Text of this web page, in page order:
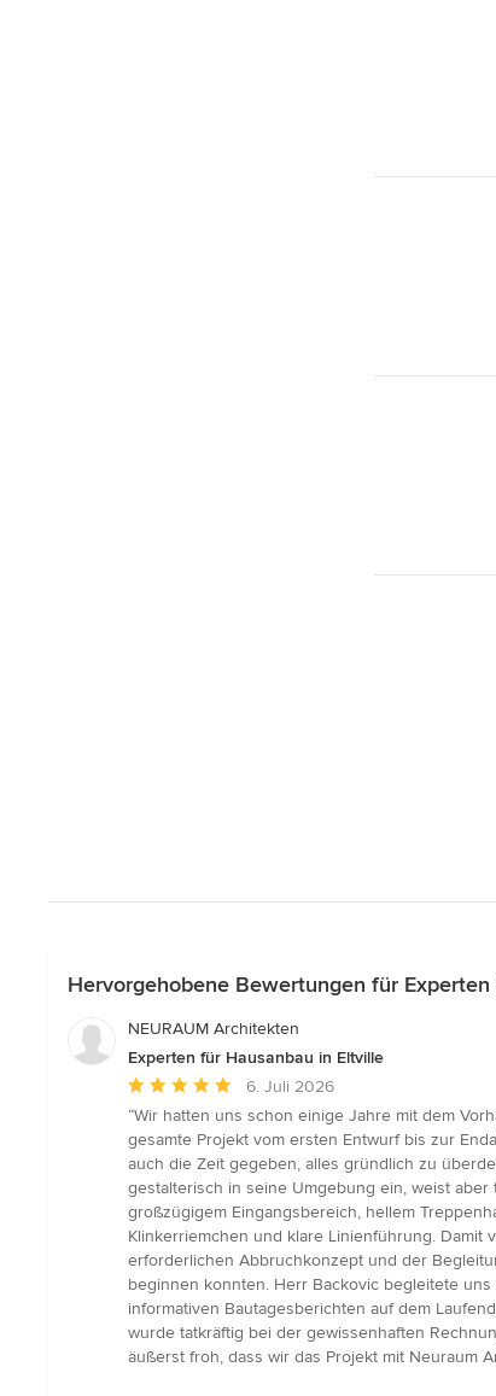
Hervorgehobene Bewertungen für
NEURAUM Architekten
Experten für Hausanbau in Eltville
Durchschnittliche
Bewertung:
5
von
5
Sternen
6. Juli 2026
“Wir hatten uns schon einige Jahre mit dem
gesamte Projekt vom ersten Entwurf bis zur
auch die Zeit gegeben, alles gründlich zu
gestalterisch in seine Umgebung ein, weist
großzügigem Eingangsbereich, hellem
Klinkerriemchen und klare Linienführung.
erforderlichen Abbruchkonzept und der
beginnen konnten. Herr Backovic begleitete
informativen Bautagesberichten auf dem
wurde tatkräftig bei der gewissenhaften
äußerst froh, dass wir das Projekt mit Neuraum